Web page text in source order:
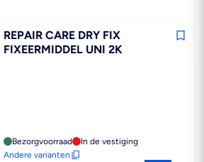
REPAIR CARE DRY FIX
FIXEERMIDDEL UNI 2K
Bezorgvoorraad
In de vestiging
Andere varianten